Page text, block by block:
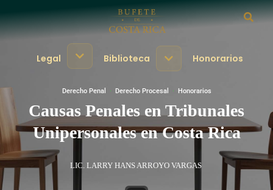
Legal Biblioteca Honorarios
Derecho Penal · Derecho Procesal · Honorarios
Causas Penales en Tribunales
Unipersonales en Costa Rica
LIC. LARRY HANS ARROYO VARGAS